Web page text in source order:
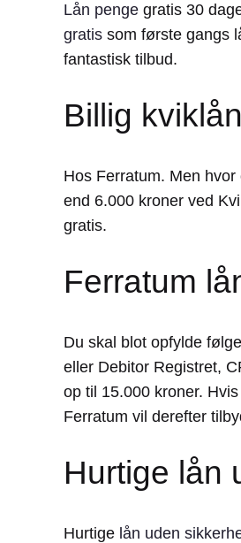
Lån penge gratis 30
gratis som første gangs
fantastisk tilbud.
Billig kviklån
Hos Ferratum. Men
end 6.000 kroner ved
gratis.
Ferratum
Du skal blot opfylde
eller Debitor Registret,
op til 15.000 kroner.
Ferratum vil derefter
Hurtige lån
Hurtige lån uden